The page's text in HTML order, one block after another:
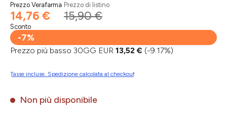
Prezzo Verafarma
14,76 €
Prezzo di listino
15,90 €
Sconto
-7%
Prezzo più basso 30GG EUR 13,52 € (-9.17%)
Tasse incluse. Spedizione calcolata al checkout
Non più disponibile